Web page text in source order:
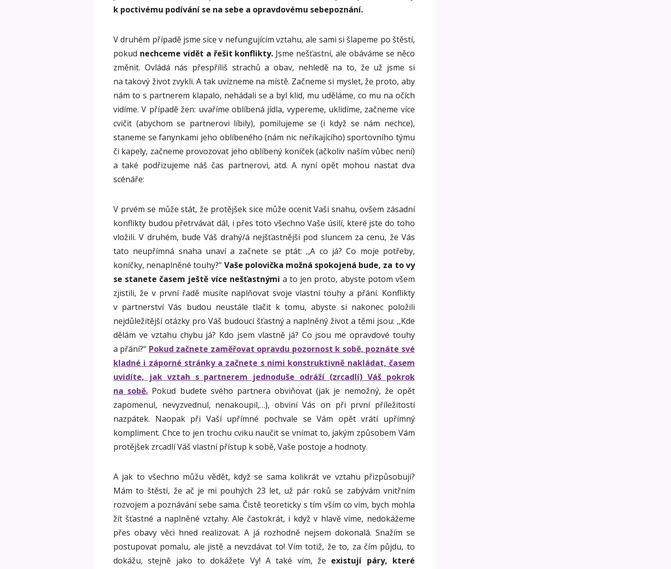
k poctivému podívání se na sebe a opravdovému sebepoznání.
V druhém případě jsme sice v nefungujícím vztahu, ale sami si šlapeme po štěstí,
pokud nechceme vidět a řešit konflikty. Jsme nešťastní, ale obáváme se něco
změnit. Ovládá nás přespříliš strachů a obav, nehledě na to, že už jsme si
na takový život zvykli. A tak uvízneme na místě. Začneme si myslet, že proto, aby
nám to s partnerem klapalo, nehádali se a byl klid, mu uděláme, co mu na očích
vidíme. V případě žen: uvaříme oblíbená jídla, vypereme, uklidíme, začneme více
cvičit (abychom se partnerovi líbily), pomilujeme se (i když se nám nechce),
staneme se fanynkami jeho oblíbeného (nám nic neříkajícího) sportovního týmu
či kapely, začneme provozovat jeho oblíbený koníček (ačkoliv naším vůbec není)
a také podřizujeme náš čas partnerovi, atd. A nyní opět mohou nastat dva
scénáře:
V prvém se může stát, že protějšek sice může ocenit Vaši snahu, ovšem zásadní
konflikty budou přetrvávat dál, i přes toto všechno Vaše úsilí, které jste do toho
vložili. V druhém, bude Váš drahý/á nejšťastnější pod sluncem za cenu, že Vás
tato neupřímná snaha unaví a začnete se ptát: ,,A co já? Co moje potřeby,
koníčky, nenaplněné touhy?‘‘ Vaše polovička možná spokojená bude, za to vy
se stanete časem ještě více nešťastnými a to jen proto, abyste potom všem
zjistili, že v první řadě musíte naplňovat svoje vlastní touhy a přání. Konflikty
v partnerství Vás budou neustále tlačit k tomu, abyste si nakonec položili
nejdůležitější otázky pro Váš budoucí šťastný a naplněný život a těmi jsou: ,,Kde
dělám ve vztahu chybu já? Kdo jsem vlastně já? Co jsou mé opravdové touhy
a přání?‘‘ Pokud začnete zaměřovat opravdu pozornost k sobě, poznáte své
kladné i záporné stránky a začnete s nimi konstruktivně nakládat, časem
uvidíte, jak vztah s partnerem jednoduše odráží (zrcadlí) Váš pokrok
na sobě. Pokud budete svého partnera obviňovat (jak je nemožný, že opět
zapomenul, nevyzvednul, nenakoupil,…), obviní Vás on při první příležitostí
nazpátek. Naopak při Vaší upřímné pochvale se Vám opět vrátí upřímný
kompliment. Chce to jen trochu cviku naučit se vnímat to, jakým způsobem Vám
protějšek zrcadlí Váš vlastní přístup k sobě, Vaše postoje a hodnoty.
A jak to všechno můžu vědět, když se sama kolikrát ve vztahu přizpůsobuji?
Mám to štěstí, že ač je mi pouhých 23 let, už pár roků se zabývám vnitřním
rozvojem a poznávání sebe sama. Čistě teoreticky s tím vším co vím, bych mohla
žít šťastné a naplněné vztahy. Ale častokrát, i když v hlavě víme, nedokážeme
přes obavy věci hned realizovat. A já rozhodně nejsem dokonalá. Snažím se
postupovat pomalu, ale jistě a nevzdávat to! Vím totiž, že to, za čím půjdu, to
dokážu, stejně jako to dokážete Vy! A také vím, že existují páry, které